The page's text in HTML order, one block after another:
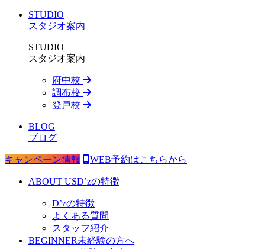
STUDIO
スタジオ案内
STUDIO
スタジオ案内
府中校
調布校
登戸校
BLOG
ブログ
キャンペーン情報 WEB予約はこちらから
ABOUT USD’zの特徴
D’zの特徴
よくある質問
スタッフ紹介
BEGINNER未経験の方へ